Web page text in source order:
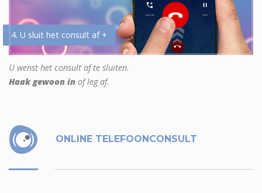
4. U sluit het consult af +
U wenst het consult af te sluiten.
Haak gewoon in of leg af.
ONLINE TELEFOONCONSULT